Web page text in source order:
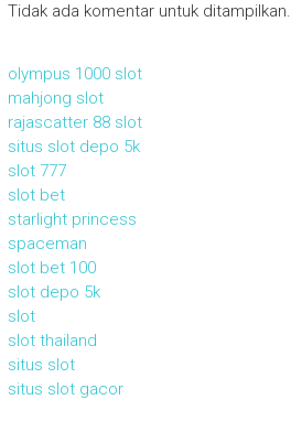
Tidak ada komentar untuk ditampilkan.
olympus 1000 slot
mahjong slot
rajascatter 88 slot
situs slot depo 5k
slot 777
slot bet
starlight princess
spaceman
slot bet 100
slot depo 5k
slot
slot thailand
situs slot
situs slot gacor